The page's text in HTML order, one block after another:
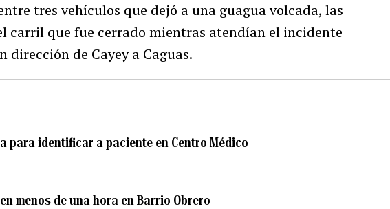
tres vehículos que dejó a una guagua volcada, las
carril que fue cerrado mientras atendían el incidente
dirección de Cayey a Caguas.
para identificar a paciente en Centro Médico
menos de una hora en Barrio Obrero